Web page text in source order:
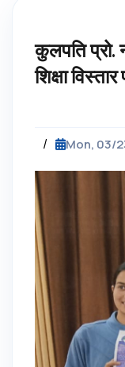
कुलपति प्रो.
शिक्षा
/ Mon, 03/